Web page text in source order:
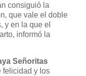
consiguió la
que vale el doble
y en la que el
informó la
Señoritas
felicidad y los